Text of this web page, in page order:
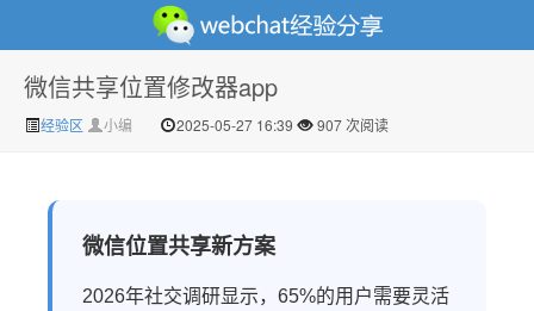
微信经验技巧分享网 - 2人共享实时位置怎么修改自己的
微信共享位置修改器app
经验区 小编 2025-05-27 16:39 907 次阅读
微信位置共享新方案
2026年社交调研显示，65%的用户需要灵活